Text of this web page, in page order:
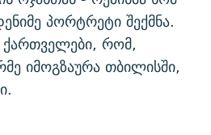
პორტრეტი შექმნა.
ქართველები, რომ,
იმოგზაურა თბილისში,